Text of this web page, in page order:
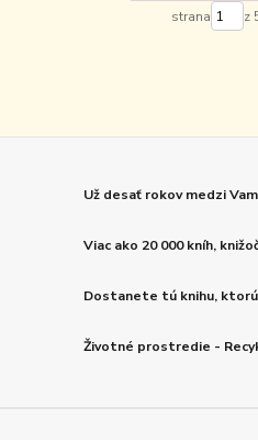
strana z
Už desať rokov medzi
Viac ako 20 000 kníh,
Dostanete tú knihu,
Životné prostredie -